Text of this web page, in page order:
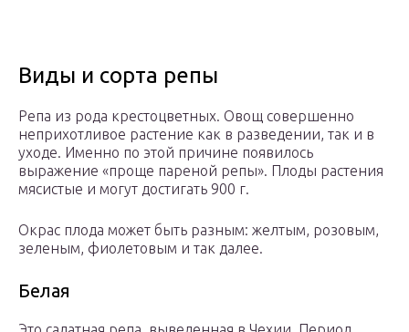
Виды и сорта репы
Репа из рода крестоцветных. Овощ совершенно
неприхотливое растение как в разведении, так и в
уходе. Именно по этой причине появилось
выражение «проще пареной репы». Плоды растения
мясистые и могут достигать 900 г.
Окрас плода может быть разным: желтым, розовым,
зеленым, фиолетовым и так далее.
Белая